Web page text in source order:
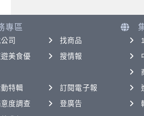
專區
司
找商品
美食優
搜情報
特輯
訂閱電子報
度調查
登廣告